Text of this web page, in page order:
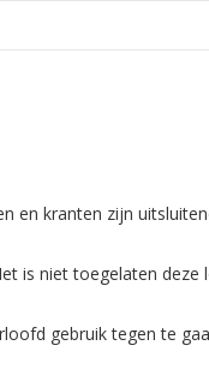
en kranten zijn
is niet toegelaten deze
gebruik tegen te